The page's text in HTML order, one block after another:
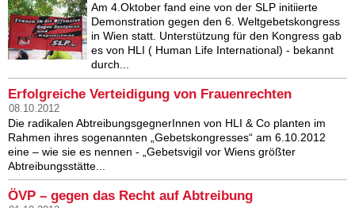
Am 4.Oktober fand eine von der SLP initiierte
Demonstration gegen den 6. Weltgebetskongress
in Wien statt. Unterstützung für den Kongress gab
es von HLI ( Human Life International) - bekannt
durch...
Erfolgreiche Verteidigung von Frauenrechten
08.10.2012
Die radikalen AbtreibungsgegnerInnen von HLI & Co planten im
Rahmen ihres sogenannten „Gebetskongresses“ am 6.10.2012
eine – wie sie es nennen - „Gebetsvigil vor Wiens größter
Abtreibungsstätte...
ÖVP – gegen das Recht auf Abtreibung